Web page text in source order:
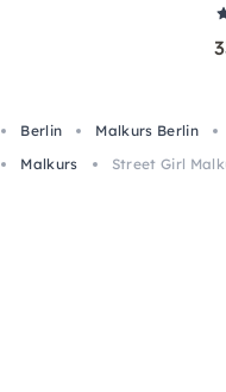
Berlin Malkurs Berlin
Malkurs Street Girl